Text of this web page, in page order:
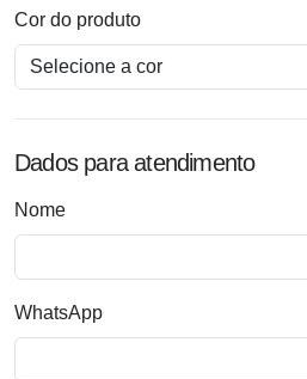
Cor do produto
Dados para atendimento
Nome
WhatsApp